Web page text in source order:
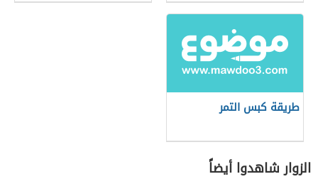
طريقة كبس التمر
الزوار شاهدوا أيضاً